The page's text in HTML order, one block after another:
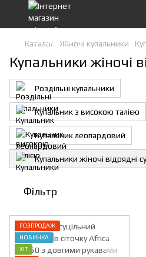
Каталог Жіночі купальники
Купальники жіночі
Роздільні купальники
Купальник з високою талією
Купальник леопардовий
Купальники жіночі відрядні
Фільтр
РОЗПРОДАЖ
НОВИНКА
ХІТ